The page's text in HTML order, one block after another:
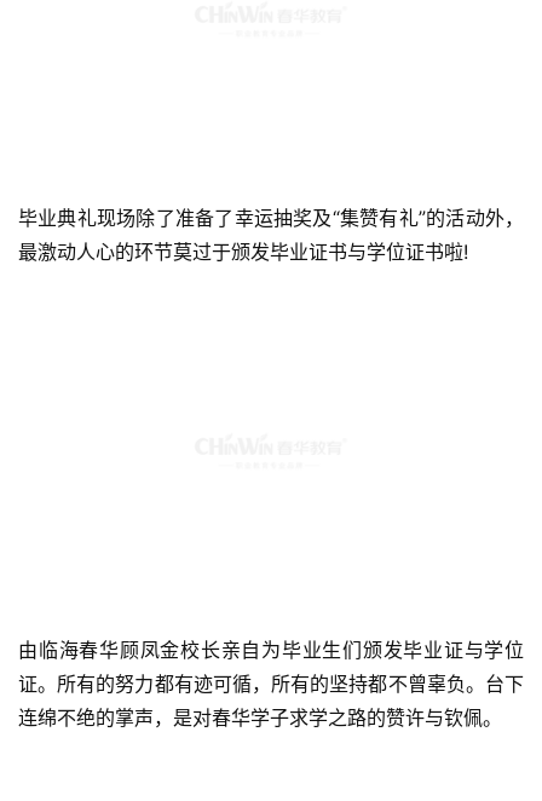
毕业典礼现场除了准备了幸运抽奖及“集赞有礼”的活动外，
最激动人心的环节莫过于颁发毕业证书与学位证书啦!
由临海春华顾凤金校长亲自为毕业生们颁发毕业证与学位
证。所有的努力都有迹可循，所有的坚持都不曾辜负。台下
连绵不绝的掌声，是对春华学子求学之路的赞许与钦佩。